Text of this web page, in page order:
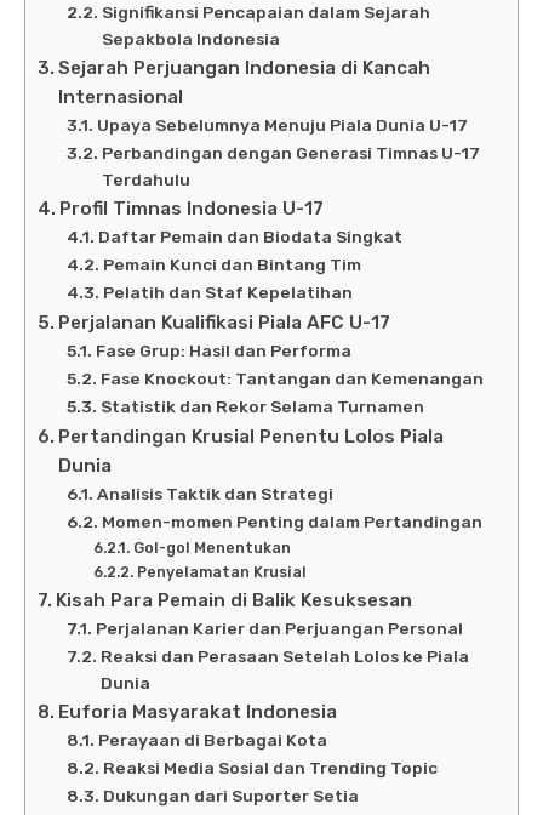
Signifikansi Pencapaian dalam Sejarah
Sepakbola Indonesia
Sejarah Perjuangan Indonesia di Kancah
Internasional
Upaya Sebelumnya Menuju Piala Dunia U-17
Perbandingan dengan Generasi Timnas U-17
Terdahulu
Profil Timnas Indonesia U-17
Daftar Pemain dan Biodata Singkat
Pemain Kunci dan Bintang Tim
Pelatih dan Staf Kepelatihan
Perjalanan Kualifikasi Piala AFC U-17
Fase Grup: Hasil dan Performa
Fase Knockout: Tantangan dan Kemenangan
Statistik dan Rekor Selama Turnamen
Pertandingan Krusial Penentu Lolos Piala
Dunia
Analisis Taktik dan Strategi
Momen-momen Penting dalam Pertandingan
Gol-gol Menentukan
Penyelamatan Krusial
Kisah Para Pemain di Balik Kesuksesan
Perjalanan Karier dan Perjuangan Personal
Reaksi dan Perasaan Setelah Lolos ke Piala
Dunia
Euforia Masyarakat Indonesia
Perayaan di Berbagai Kota
Reaksi Media Sosial dan Trending Topic
Dukungan dari Suporter Setia